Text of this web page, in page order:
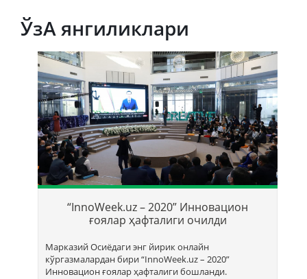
ЎзА янгиликлари
“InnoWeek.uz – 2020” Инновацион
ғоялар ҳафталиги очилди
Марказий Осиёдаги энг йирик онлайн
кўргазмалардан бири “InnoWееk.uz – 2020”
Инновацион ғоялар ҳафталиги бошланди.